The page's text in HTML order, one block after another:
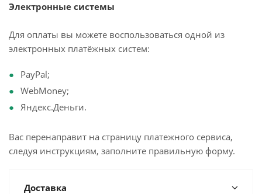
Электронные системы
Для оплаты вы можете воспользоваться одной из
электронных платёжных систем:
PayPal;
WebMoney;
Яндекс.Деньги.
Вас перенаправит на страницу платежного сервиса,
следуя инструкциям, заполните правильную форму.
Доставка